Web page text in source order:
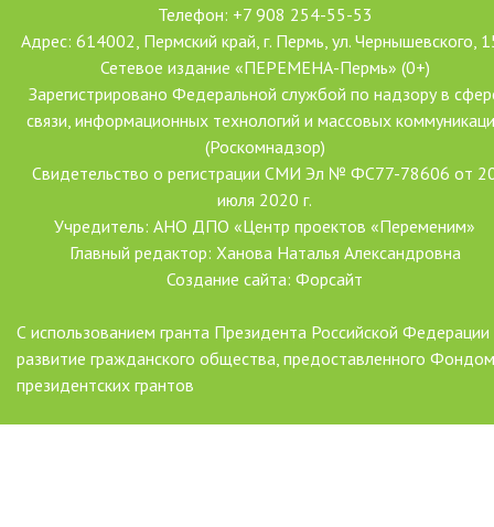
Телефон: +7 908 254-55-53
Адрес: 614002, Пермский край, г. Пермь, ул. Чернышевского,
Сетевое издание «ПЕРЕМЕНА-Пермь» (0+)
Зарегистрировано Федеральной службой по надзору в
связи, информационных технологий и массовых
(Роскомнадзор)
Свидетельство о регистрации СМИ Эл № ФС77-78606 от
июля 2020 г.
Учредитель: АНО ДПО «Центр проектов «Переменим»
Главный редактор: Ханова Наталья Александровна
Создание сайта: Форсайт
С использованием гранта Президента Российской Федерации
развитие гражданского общества, предоставленного Фондом
президентских грантов